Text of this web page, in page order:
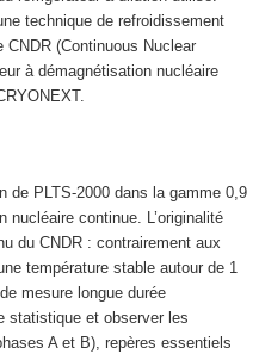
technique de refroidissement
(Continuous Nuclear
à démagnétisation nucléaire
de PLTS-2000 dans la gamme 0,9
continue. L’originalité
du CNDR : contrairement aux
température stable autour de 1
mesure longue durée
statistique et observer les
A et B), repères essentiels